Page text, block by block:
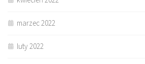
marzec 2022
luty 2022